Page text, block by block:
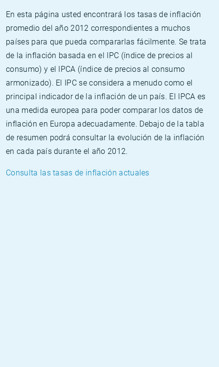
En esta página usted encontrará los tasas de inflación
promedio del año 2012 correspondientes a muchos
países para que pueda compararlas fácilmente. Se trata
de la inflación basada en el IPC (índice de precios al
consumo) y el IPCA (índice de precios al consumo
armonizado). El IPC se considera a menudo como el
principal indicador de la inflación de un país. El IPCA es
una medida europea para poder comparar los datos de
inflación en Europa adecuadamente. Debajo de la tabla
de resumen podrá consultar la evolución de la inflación
en cada país durante el año 2012.
Consulta las tasas de inflación actuales